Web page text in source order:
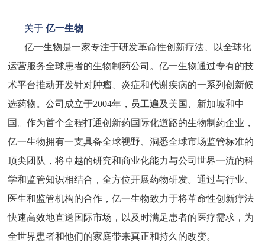
关于亿一生物
亿一生物是一家专注于研发革命性创新疗法、以全球化
运营服务全球患者的生物制药公司。亿一生物通过专有的技
术平台推动开发针对肿瘤、炎症和代谢疾病的一系列创新候
选药物。公司成立于2004年，员工遍及美国、新加坡和中
国。作为首个全程打通创新药国际化道路的生物制药企业，
亿一生物拥有一支具备全球视野、洞悉全球市场监管标准的
顶尖团队，将卓越的研究和商业化能力与公司世界一流的科
学和监管知识相结合，全方位开展药物研发。通过与行业、
医生和监管机构的合作，亿一生物致力于将革命性创新疗法
快速高效地直送国际市场，以及时满足患者的医疗需求，为
全世界患者和他们的家庭带来真正和持久的改变。